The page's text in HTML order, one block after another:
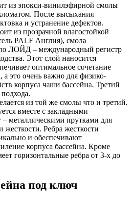
из эпокси-винилэфирной смолы
После высыхания
и устранение дефектов.
из прозрачной влагостойкой
PALF Англия), смола
ЛОЙД – международный регистр
Этот слой наносится
оптимальное сочетание
а это очень важно для физико-
корпуса чаши бассейна. Третий
подхода.
из той же смолы что и третий.
вместе с закладными
металлическими прутками для
жесткости. Ребра жесткости
и обеспечивают
корпуса бассейна. Кроме
горизонтальные ребра от 3-х до
под ключ